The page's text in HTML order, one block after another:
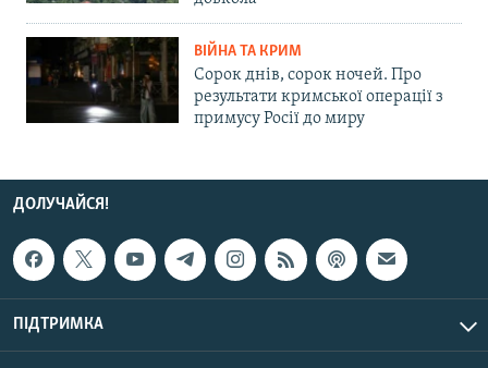
ВІЙНА ТА КРИМ
Сорок днів, сорок ночей. Про
результати кримської операції з
примусу Росії до миру
ДОЛУЧАЙСЯ!
ПІДТРИМКА